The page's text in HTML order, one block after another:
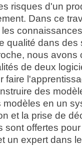
risques d'un
Dans ce
les
qualité dans
nous avons
de deux
faire
des
modèles en un
et la prise de
sont offertes
un expert dans